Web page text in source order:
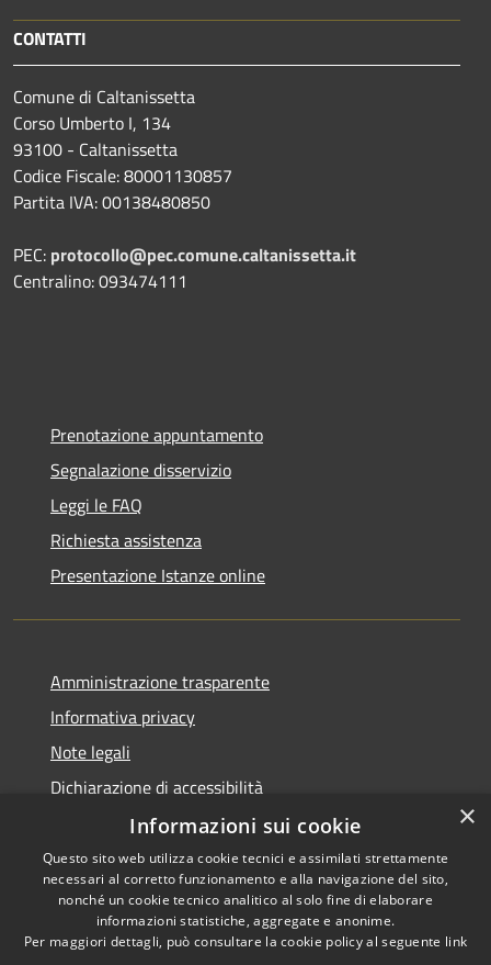
CONTATTI
Comune di Caltanissetta
Corso Umberto I, 134
93100 - Caltanissetta
Codice Fiscale: 80001130857
Partita IVA: 00138480850
PEC: protocollo@pec.comune.caltanissetta.it
Centralino: 093474111
Prenotazione appuntamento
Segnalazione disservizio
Leggi le FAQ
Richiesta assistenza
Presentazione Istanze online
Amministrazione trasparente
Informativa privacy
Note legali
Dichiarazione di accessibilità
Accessibilità
Privacy
Copyright © 2026 • Comune di
Caltanissetta • Powered by
Municipium•Accesso
×
Informazioni sui cookie
Questo sito web utilizza cookie tecnici e assimilati strettamente
necessari al corretto funzionamento e alla navigazione del sito,
nonché un cookie tecnico analitico al solo fine di elaborare
informazioni statistiche, aggregate e anonime.
Per maggiori dettagli, può consultare la cookie policy al seguente link